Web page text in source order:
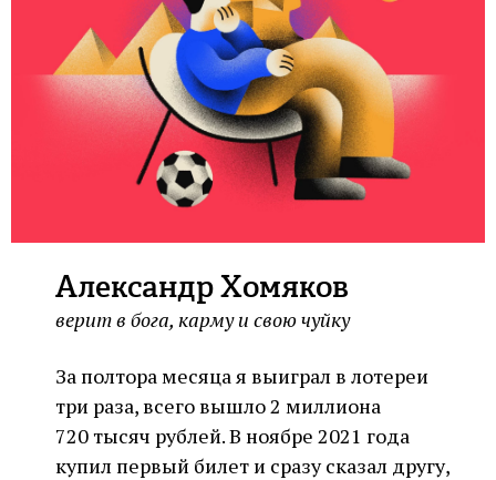
Александр Хомяков
верит в бога, карму и свою чуйку
За полтора месяца я выиграл в лотереи
три раза, всего вышло 2 миллиона
720 тысяч рублей. В ноябре 2021 года
купил первый билет и сразу сказал другу,